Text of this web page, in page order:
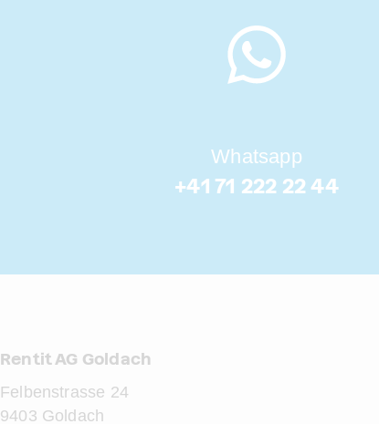
Whatsapp
+41 71 222 22 44
Rentit AG Goldach
Felbenstrasse 24
9403 Goldach